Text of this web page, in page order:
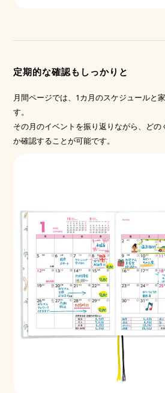
定期的な確認もしっかりと
月間ページでは、1カ月のスケジュールと
す。
その月のイベントを振り返りながら、ど
か確認することが可能です。